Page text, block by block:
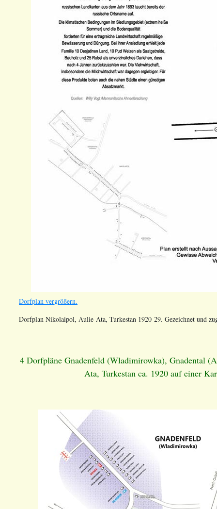
Dorfplan vergrößern.
Dorfplan Nikolaipol, Aulie-Ata, Turkestan 1920-29. Gezeichnet und
4 Dorfpläne Gnadenfeld (Wladimirowka), Gnadental
Ata, Turkestan ca. 1920 auf einer